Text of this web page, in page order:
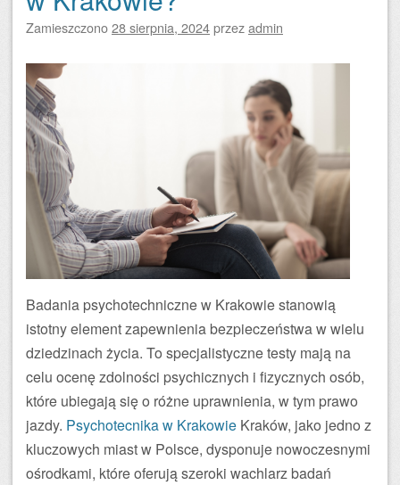
Zamieszczono28 sierpnia, 2024przezadmin
Badania psychotechniczne w Krakowie stanowią
istotny element zapewnienia bezpieczeństwa w wielu
dziedzinach życia. To specjalistyczne testy mają na
celu ocenę zdolności psychicznych i fizycznych osób,
które ubiegają się o różne uprawnienia, w tym prawo
jazdy. Psychotecnika w Krakowie Kraków, jako jedno z
kluczowych miast w Polsce, dysponuje nowoczesnymi
ośrodkami, które oferują szeroki wachlarz badań